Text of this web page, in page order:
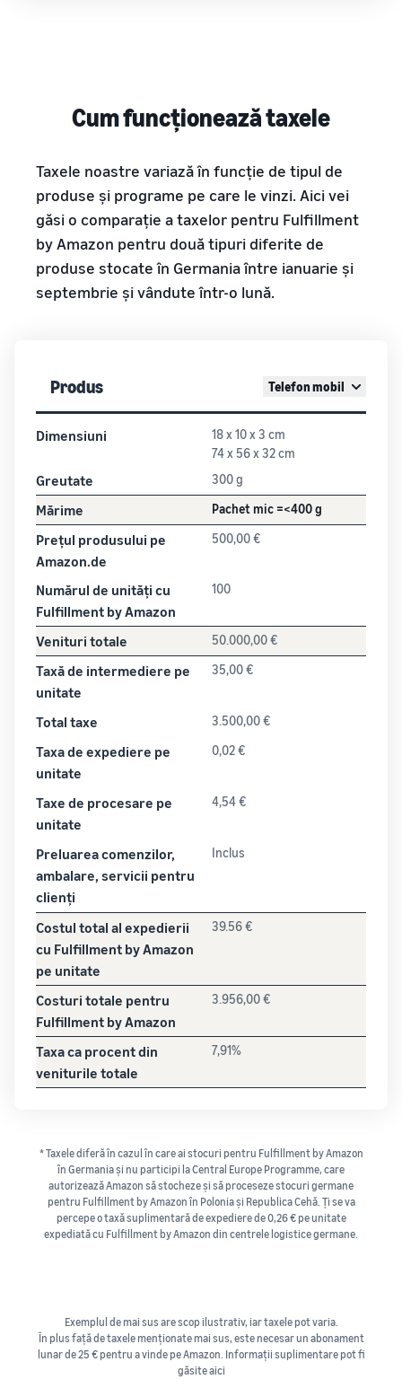
Cum funcționează taxele
Taxele noastre variază în funcție de tipul de
produse și programe pe care le vinzi. Aici vei
găsi o comparație a taxelor pentru Fulfillment
by Amazon pentru două tipuri diferite de
produse stocate în Germania între ianuarie și
septembrie și vândute într-o lună.
Produs Telefon mobil
Dimensiuni
18 x 10 x 3 cm
74 x 56 x 32 cm
Greutate 300 g
Mărime Pachet mic =<400 g
Prețul produsului pe
Amazon.de
500,00 €
Numărul de unități cu
Fulfillment by Amazon
100
Venituri totale 50.000,00 €
Taxă de intermediere pe
unitate
35,00 €
Total taxe 3.500,00 €
Taxa de expediere pe
unitate
0,02 €
Taxe de procesare pe
unitate
4,54 €
Preluarea comenzilor,
ambalare, servicii pentru
clienți
Inclus
Costul total al expedierii
cu Fulfillment by Amazon
pe unitate
39.56 €
Costuri totale pentru
Fulfillment by Amazon
3.956,00 €
Taxa ca procent din
veniturile totale
7,91%
* Taxele diferă în cazul în care ai stocuri pentru Fulfillment by Amazon
în Germania și nu participi la Central Europe Programme, care
autorizează Amazon să stocheze și să proceseze stocuri germane
pentru Fulfillment by Amazon în Polonia și Republica Cehă. Ți se va
percepe o taxă suplimentară de expediere de 0,26 € pe unitate
expediată cu Fulfillment by Amazon din centrele logistice germane.
Exemplul de mai sus are scop ilustrativ, iar taxele pot varia.
În plus față de taxele menționate mai sus, este necesar un abonament
lunar de 25 € pentru a vinde pe Amazon. Informații suplimentare pot fi
găsite aici